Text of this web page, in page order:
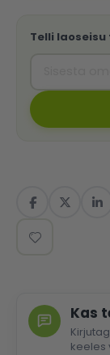
Telli
Kas
keeles